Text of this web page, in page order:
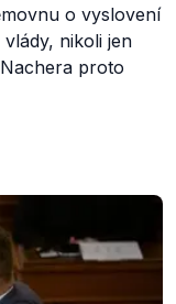
o vyslovení
nikoli jen
proto